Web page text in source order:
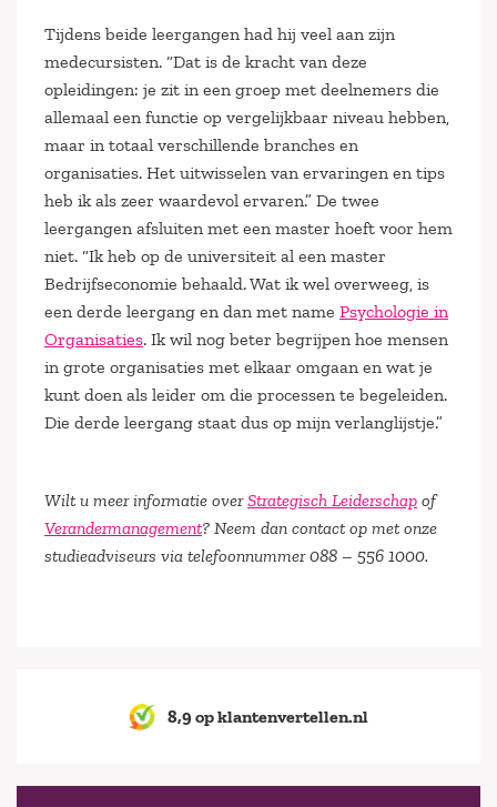
Tijdens beide leergangen had hij veel aan zijn
medecursisten. “Dat is de kracht van deze
opleidingen: je zit in een groep met deelnemers die
allemaal een functie op vergelijkbaar niveau hebben,
maar in totaal verschillende branches en
organisaties. Het uitwisselen van ervaringen en tips
heb ik als zeer waardevol ervaren.” De twee
leergangen afsluiten met een master hoeft voor hem
niet. “Ik heb op de universiteit al een master
Bedrijfseconomie behaald. Wat ik wel overweeg, is
een derde leergang en dan met name Psychologie in
Organisaties. Ik wil nog beter begrijpen hoe mensen
in grote organisaties met elkaar omgaan en wat je
kunt doen als leider om die processen te begeleiden.
Die derde leergang staat dus op mijn verlanglijstje.”
Wilt u meer informatie overStrategisch Leiderschap of
Verandermanagement? Neem dan contact op met onze
studieadviseurs via telefoonnummer 088 – 556 1000.
8,9 op klantenvertellen.nl